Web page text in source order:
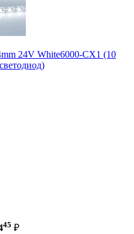
24V White6000-CX1 (10
45 ₽